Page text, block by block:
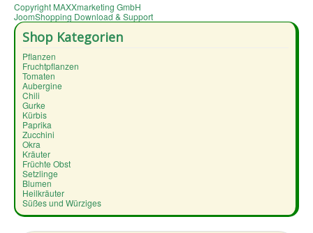
Copyright MAXXmarketing GmbH
JoomShopping Download & Support
Shop Kategorien
Pflanzen
Fruchtpflanzen
Tomaten
Aubergine
Chili
Gurke
Kürbis
Paprika
Zucchini
Okra
Kräuter
Früchte Obst
Setzlinge
Blumen
Heilkräuter
Süßes und Würziges